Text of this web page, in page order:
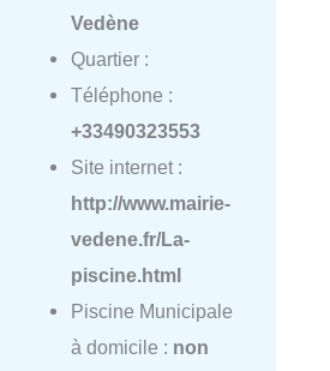
Vedène
Quartier :
Téléphone :
+33490323553
Site internet :
http://www.mairie-
vedene.fr/La-
piscine.html
Piscine Municipale
à domicile : non